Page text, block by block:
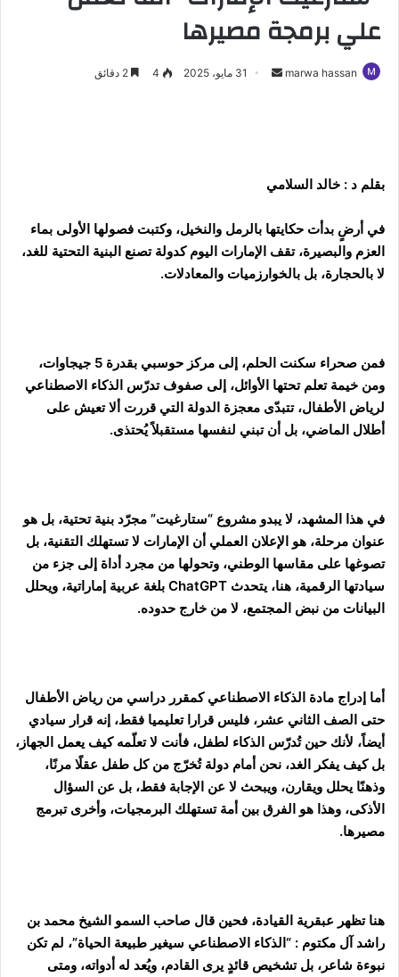
علي برمجة مصيرها
marwa hassan
د
إ
ل
و
ي
ا
31 مايو، 2025 4
بقلم د : خالد السلامي
في أرضٍ بدأت حكايتها بالرمل والنخيل، وكتبت فصولها الأولى بماء
العزم والبصيرة، تقف الإمارات اليوم كدولة تصنع البنية التحتية للغد،
لا بالحجارة، بل بالخوارزميات والمعادلات.
فمن صحراء سكنت الحلم، إلى مركز حوسبي بقدرة 5 جيجاوات،
ومن خيمة تعلم تحتها الأوائل، إلى صفوف تدرّس الذكاء الاصطناعي
لرياض الأطفال، تتبدّى معجزة الدولة التي قررت ألا تعيش على
أطلال الماضي، بل أن تبني لنفسها مستقبلاً يُحتذى.
في هذا المشهد، لا يبدو مشروع “ستارغيت” مجرّد بنية تحتية، بل هو
عنوان مرحلة، هو الإعلان العملي أن الإمارات لا تستهلك التقنية، بل
تصوغها على مقاسها الوطني، وتحولها من مجرد أداة إلى جزء من
سيادتها الرقمية، هنا، يتحدث ChatGPT بلغة عربية إماراتية، ويحلل
البيانات من نبض المجتمع، لا من خارج حدوده.
أما إدراج مادة الذكاء الاصطناعي كمقرر دراسي من رياض الأطفال
حتى الصف الثاني عشر، فليس قرارا تعليميا فقط، إنه قرار سيادي
أيضاً، لأنك حين تُدرّس الذكاء لطفل، فأنت لا تعلّمه كيف يعمل الجهاز،
بل كيف يفكر الغد، نحن أمام دولة تُخرّج من كل طفل عقلًا مرنًا،
وذهنًا يحلل ويقارن، ويبحث لا عن الإجابة فقط، بل عن السؤال
الأذكى، وهذا هو الفرق بين أمة تستهلك البرمجيات، وأخرى تبرمج
مصيرها.
هنا تظهر عبقرية القيادة، فحين قال صاحب السمو الشيخ محمد بن
راشد آل مكتوم : “الذكاء الاصطناعي سيغير طبيعة الحياة”، لم تكن
نبوءة شاعر، بل تشخيص قائدٍ يرى القادم، ويُعد له أدواته، ومتى